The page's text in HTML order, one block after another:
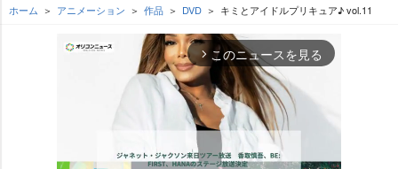
ホーム アニメーション 作品 DVD キミとアイドルプリキュア♪ vol.11
arrow_forward_ios このニュースを見る